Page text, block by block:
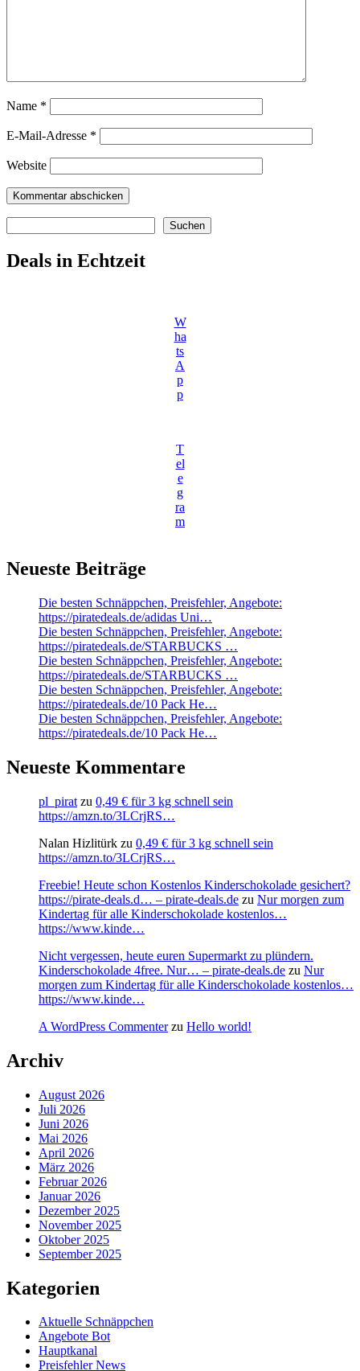
Name *
E-Mail-Adresse *
Website
Suchen
Deals in Echtzeit
W
ha
ts
A
p
p
T
el
e
g
ra
m
Neueste Beiträge
Die besten Schnäppchen, Preisfehler, Angebote:
https://piratedeals.de/adidas Uni…
Die besten Schnäppchen, Preisfehler, Angebote:
https://piratedeals.de/STARBUCKS …
Die besten Schnäppchen, Preisfehler, Angebote:
https://piratedeals.de/STARBUCKS …
Die besten Schnäppchen, Preisfehler, Angebote:
https://piratedeals.de/10 Pack He…
Die besten Schnäppchen, Preisfehler, Angebote:
https://piratedeals.de/10 Pack He…
Neueste Kommentare
pl_pirat zu 0,49 € für 3 kg schnell sein
https://amzn.to/3LCrjRS…
Nalan Hizlitürk zu 0,49 € für 3 kg schnell sein
https://amzn.to/3LCrjRS…
Freebie! Heute schon Kostenlos Kinderschokolade gesichert?
https://pirate-deals.d… – pirate-deals.de zu Nur morgen zum
Kindertag für alle Kinderschokolade kostenlos…
https://www.kinde…
Nicht vergessen, heute euren Supermarkt zu plündern.
Kinderschokolade 4free. Nur… – pirate-deals.de zu Nur
morgen zum Kindertag für alle Kinderschokolade kostenlos…
https://www.kinde…
A WordPress Commenterzu Hello world!
Archiv
August 2026
Juli 2026
Juni 2026
Mai 2026
April 2026
März 2026
Februar 2026
Januar 2026
Dezember 2025
November 2025
Oktober 2025
September 2025
Kategorien
Aktuelle Schnäppchen
Angebote Bot
Hauptkanal
Preisfehler News